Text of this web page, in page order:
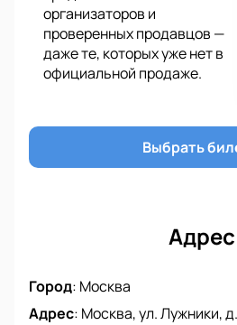
событий и побывать на этом
мероприятии! Вас ждут
восхищение и удивление.
организаторов и
проверенных продавцов —
даже те, которых уже нет в
официальной продаже.
Выбрать
Адрес
Город: Москва
Адрес: Москва, ул. Лужники,